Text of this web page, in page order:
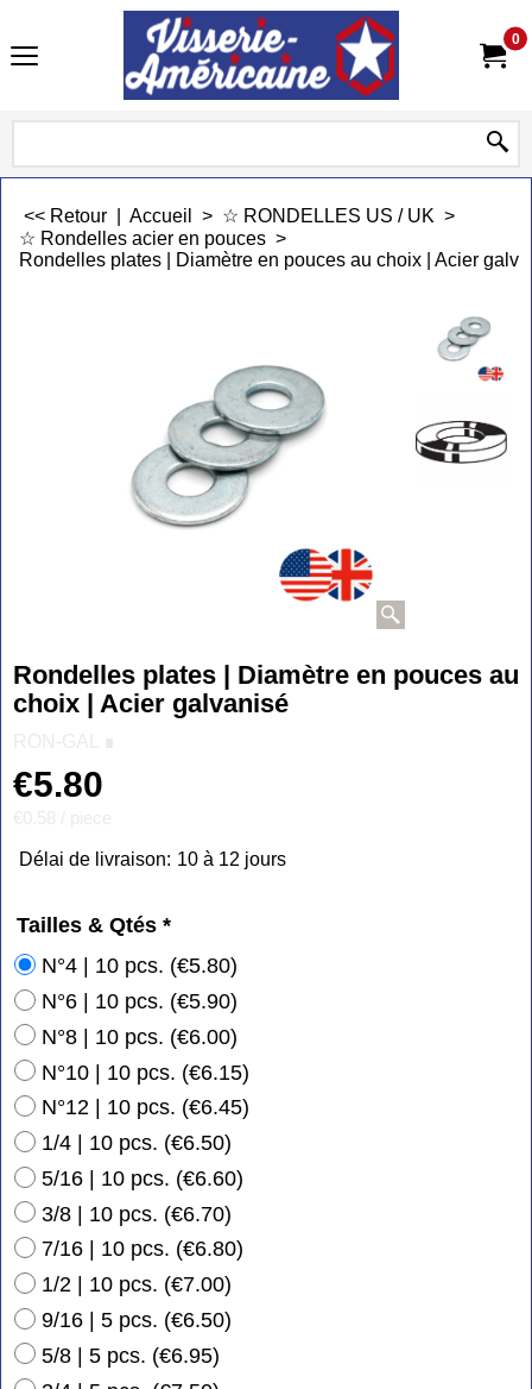
0
<< Retour Accueil > ☆ RONDELLES US / UK >
☆ Rondelles acier en pouces >
Rondelles plates | Diamètre en pouces au choix | Acier
Rondelles plates | Diamètre en pouces au
choix | Acier galvanisé
€5.80
Délai de livraison: 10 à 12 jours
Tailles & Qtés *
N°4 | 10 pcs. (€5.80)
N°6 | 10 pcs. (€5.90)
N°8 | 10 pcs. (€6.00)
N°10 | 10 pcs. (€6.15)
N°12 | 10 pcs. (€6.45)
1/4 | 10 pcs. (€6.50)
5/16 | 10 pcs. (€6.60)
3/8 | 10 pcs. (€6.70)
7/16 | 10 pcs. (€6.80)
1/2 | 10 pcs. (€7.00)
9/16 | 5 pcs. (€6.50)
5/8 | 5 pcs. (€6.95)